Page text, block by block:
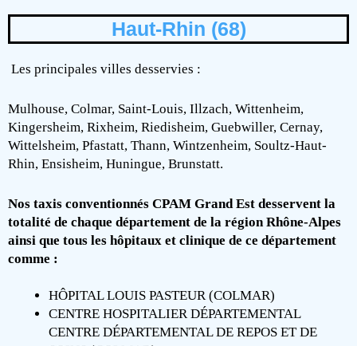
Haut-Rhin (68)
Les principales villes desservies :
Mulhouse, Colmar, Saint-Louis, Illzach, Wittenheim,
Kingersheim, Rixheim, Riedisheim, Guebwiller, Cernay,
Wittelsheim, Pfastatt, Thann, Wintzenheim, Soultz-Haut-
Rhin, Ensisheim, Huningue, Brunstatt.
Nos taxis conventionnés CPAM Grand Est desservent la
totalité de chaque département de la région Rhône-Alpes
ainsi que tous les hôpitaux et clinique de ce département
comme :
HÔPITAL LOUIS PASTEUR (COLMAR)
CENTRE HOSPITALIER DÉPARTEMENTAL
CENTRE DÉPARTEMENTAL DE REPOS ET DE